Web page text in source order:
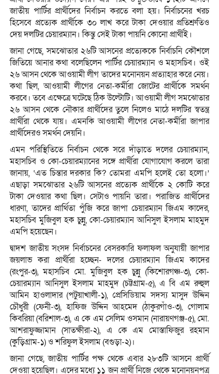
জাতীয় পার্টির প্রার্থীদের নির্বাচন করতে বলা হয়। নির্বাচনের খরচ
হিসেবে প্রত্যেক প্রার্থীকে ৩০ লাখ করে টাকা দেওয়ার প্রতিশ্রুতিও
দেয় দলটির চেয়ারম্যান। কিন্তু সেই টাকা পায়নি কোনো প্রার্থীই।
জানা গেছে, সমঝোতার ২৬টি আসনের প্রত্যেককে নির্বাচনি কৌশলে
জিতিয়ে আনার কথা বলেছিলেন পার্টির চেয়ারম্যান ও মহাসচিব। ওই
২৬ আসন থেকে আওয়ামী লীগ তাদের মনোনয়ন প্রত্যাহার করে নেয়।
কথা ছিল, আওয়ামী লীগের নেতা-কর্মীরা জোটের প্রার্থীকে সমর্থন
করবে। তবে এক্ষেত্রে ঘটেছে ঠিক উল্টোটি। আওয়ামী লীগ সমঝোতার
২৬ আসন থেকে নৌকার প্রার্থীদের তুলে নিলেও মাঠে দলটির স্বতন্ত্র
প্রার্থীরা থেকে যায়। এমনকি আওয়ামী লীগের নেতা-কর্মীরা জাপার
প্রার্থীদেরও সমর্থন দেয়নি।
এমন পরিস্থিতিতে নির্বাচন থেকে সরে দাঁড়াতে দলের চেয়ারম্যান,
মহাসচিব ও কো-চেয়ারম্যানের সঙ্গে প্রার্থীরা যোগাযোগ করলে তারা
জানায়, ‘এত চিন্তার দরকার কি? তোমরা এমপি হলেই তো হলো।’
এছাড়া সমঝোতার ২৬টি আসনের প্রত্যেক প্রার্থীকে ২ কোটি করে
টাকা দেওয়ার কথা ছিল। সেটাও পায়নি তারা। পরাজিত প্রার্থীদের
ধারণা, তাদের প্রার্থিতা পুঁজি করে জাপা চেয়ারম্যান জিএম কাদের,
মহাসচিব মুজিবুল হক চুন্নু, কো-চেয়ারম্যান আনিসুল ইসলাম মাহমুদ
এমপি হয়েছেন।
দ্বাদশ জাতীয় সংসদ নির্বাচনের বেসরকারি ফলাফল অনুযায়ী জাপার
জয়লাভ করা প্রার্থীরা হচ্ছেন- দলের চেয়ারম্যান জিএম কাদের
(রংপুর-৩), মহাসচিব মো. মুজিবুল হক চুন্নু (কিশোরগঞ্চ-৩), কো-
চেয়ারম্যান আনিসুল ইসলাম মাহমুদ (চট্টগ্রাম-৫), এ বি এম রুহুল
আমিন হাওলাদার (পটুয়াখালী-১), প্রেসিডিয়াম সদস্য মাসুদ উদ্দিন
চৌধুরী (ফেনী-৩), হাফিজ উদ্দিন আহমেদ (ঠাকুরগাঁও-৩), গোলাম
কিবরিয়া (বরিশাল-৩), এ কে এম সেলিম ওসমান (নারায়ণগঞ্জ-৫), মো.
আশরাফুজ্জামান (সাতক্ষীরা-২), এ কে এম মোস্তাফিজুর রহমান
(কুড়িগ্রাম-১) ও শরিফুল ইসলাম (বগুড়া-২)।
জানা গেছে, জাতীয় পার্টির পক্ষ থেকে এবার ২৮৩টি আসনে প্রার্থী
দেওয়া হয়েছিল। এদের মধ্যে ১১ জন প্রার্থী নিজে থেকে মনোনয়নপত্র